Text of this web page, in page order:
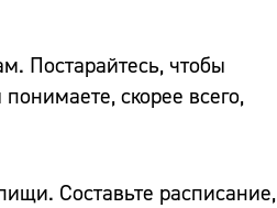
Постарайтесь, чтобы
скорее всего,
Составьте расписание,